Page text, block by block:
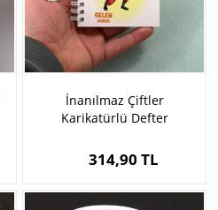
İnanılmaz Çiftler
Karikatürlü Defter
314,90 TL